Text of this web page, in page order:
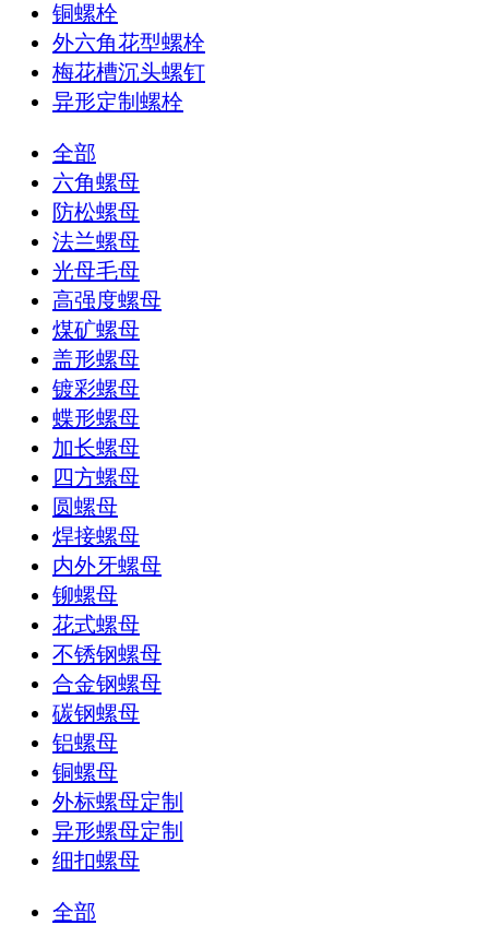
铜螺栓
外六角花型螺栓
梅花槽沉头螺钉
异形定制螺栓
全部
六角螺母
防松螺母
法兰螺母
光母毛母
高强度螺母
煤矿螺母
盖形螺母
镀彩螺母
蝶形螺母
加长螺母
四方螺母
圆螺母
焊接螺母
内外牙螺母
铆螺母
花式螺母
不锈钢螺母
合金钢螺母
碳钢螺母
铝螺母
铜螺母
外标螺母定制
异形螺母定制
细扣螺母
全部